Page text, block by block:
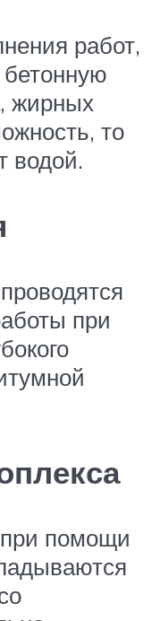
работ,
жирных
то
водой.
при
при помощи